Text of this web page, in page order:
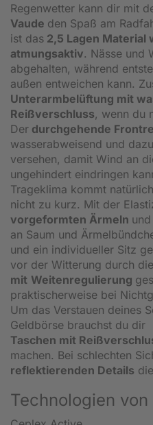
Regenwetter kann dir mit
Vaude den Spaß am
ist das 2,5 Lagen Material
atmungsaktiv. Nässe und
abgehalten, während
außen entweichen kann.
Unterarmbelüftung mit
Reißverschluss, wenn du
Der durchgehende
wasserabweisend und
versehen, damit Wind an
ungehindert eindringen
Trageklima kommt
nicht zu kurz. Mit der
vorgeformten Ärmeln
an Saum und
und ein individueller Sitz
vor der Witterung durch die
mit Weitenregulierung
praktischerweise bei
Um das Verstauen deines
Geldbörse brauchst du dir
Taschen mit
machen. Bei schlechten
reflektierenden Details
Technologien von